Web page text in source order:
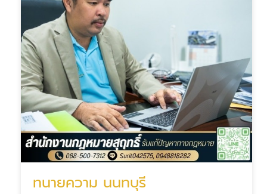
ทนายความ นนทบุรี